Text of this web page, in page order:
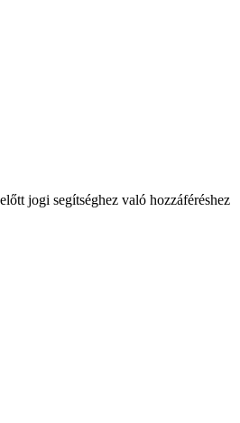
jogi segítséghez való hozzáféréshez